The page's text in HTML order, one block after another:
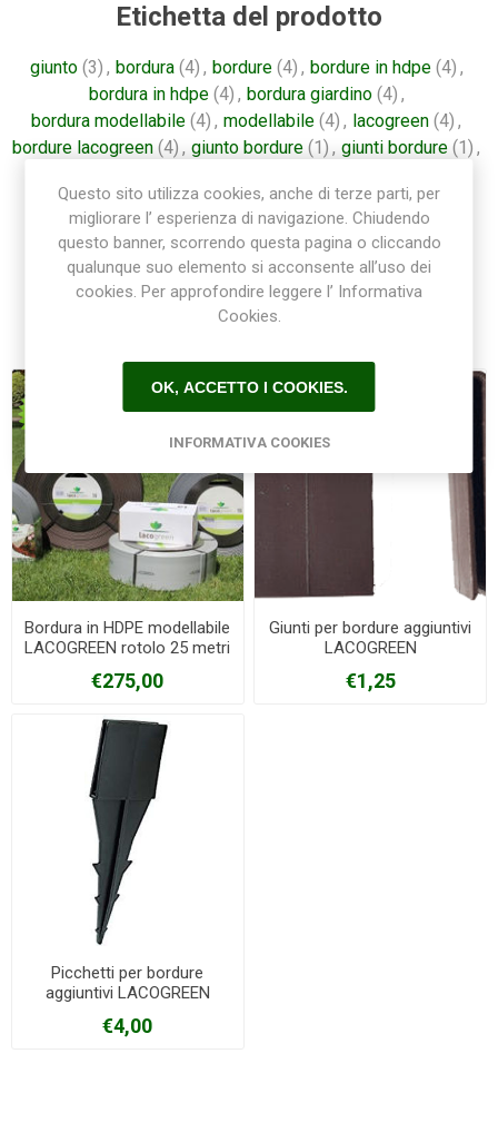
Etichetta del prodotto
giunto (3) , bordura (4) , bordure (4) , bordure in hdpe (4) ,
bordura in hdpe (4) , bordura giardino (4) ,
bordura modellabile (4) , modellabile (4) , lacogreen (4) ,
bordure lacogreen (4) , giunto bordure (1) , giunti bordure (1) ,
giunti lacogreen (1), giunto lacogreen (1)
Prodotti correlati
Bordura in HDPE modellabile
LACOGREEN rotolo 25 metri
€275,00
Giunti per bordure aggiuntivi
LACOGREEN
€1,25
Picchetti per bordure
aggiuntivi LACOGREEN
€4,00
Questo sito utilizza cookies, anche di terze parti, per
migliorare l’ esperienza di navigazione. Chiudendo
questo banner, scorrendo questa pagina o cliccando
qualunque suo elemento si acconsente all’uso dei
cookies. Per approfondire leggere l’ Informativa
Cookies.
OK, ACCETTO I COOKIES.
INFORMATIVA COOKIES